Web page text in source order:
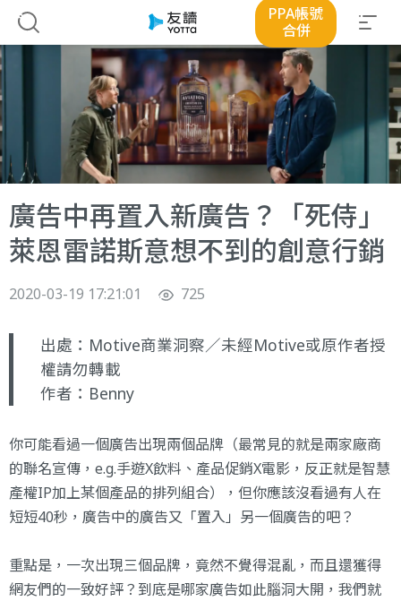
PPA帳號
合併
廣告中再置入新廣告？「死侍」
萊恩雷諾斯意想不到的創意行銷
2020-03-19 17:21:01 725
出處： Motive商業洞察／未經Motive或原作者授
權請勿轉載
作者：Benny
你可能看過一個廣告出現兩個品牌（最常見的就是兩家廠商
的聯名宣傳，e.g.手遊X飲料、產品促銷X電影，反正就是智慧
產權IP加上某個產品的排列組合），但你應該沒看過有人在
短短40秒，廣告中的廣告又「置入」另一個廣告的吧？
重點是，一次出現三個品牌，竟然不覺得混亂，而且還獲得
網友們的一致好評？到底是哪家廣告如此腦洞大開，我們就